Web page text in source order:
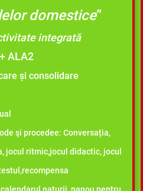
domestice”
integrată
ALA2
și consolidare
şi procedee: Conversația,
jocul ritmic,jocul didactic, jocul